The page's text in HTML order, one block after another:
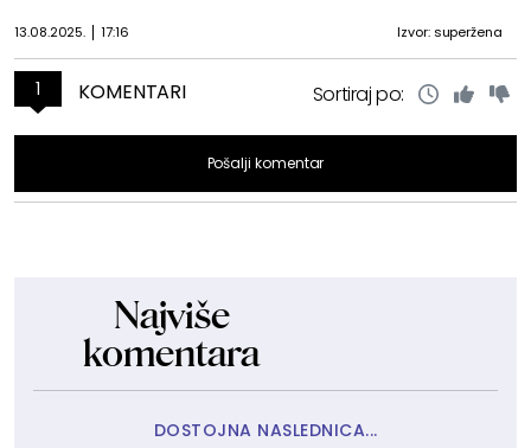
13.08.2025. 17:16 Izvor: superžena
1 KOMENTARI Sortiraj po:
Pošalji komentar
Najviše
komentara
DOSTOJNA NASLEDNICA...